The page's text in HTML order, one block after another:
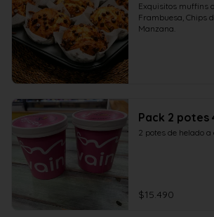
Exquisitos muffins
Frambuesa, Chips
Manzana.
Pack 2 potes
2 potes de helado a
$15.490